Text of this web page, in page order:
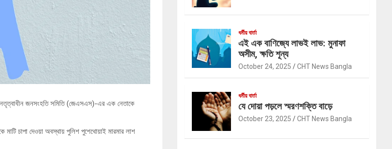
নেতৃত্বাধীন জনসংহতি সমিতি (জেএসএস)-এর এক নেতাকে
চাপা দেওয়া অবস্থায় পুলিশ পুশেথোয়াই মারমার লাশ
ধর্মীয় বার্তা
এই এক বাণিজ্যে লাভই লাভ: মুনাফা
অসীম, ক্ষতি শূন্য
October 24, 2025 CHT News Bangla
ধর্মীয় বার্তা
যে দোয়া পড়লে স্মরণশক্তি বাড়ে
October 23, 2025 CHT News Bangla